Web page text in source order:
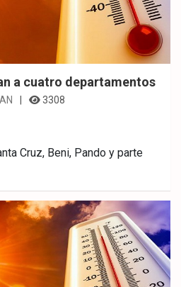
a cuatro departamentos
3308
Cruz, Beni, Pando y parte